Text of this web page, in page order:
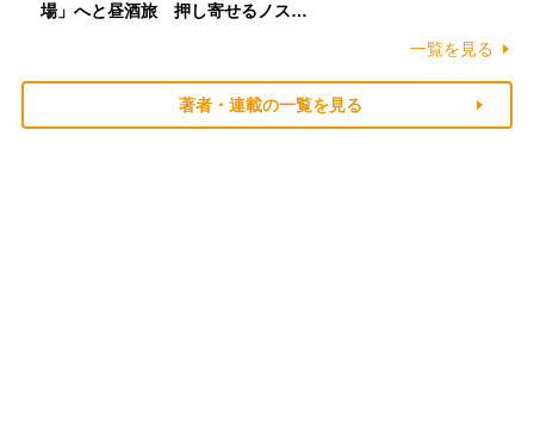
場」へと昼酒旅 押し寄せるノス…
一覧を見る
著者・連載の一覧を見る